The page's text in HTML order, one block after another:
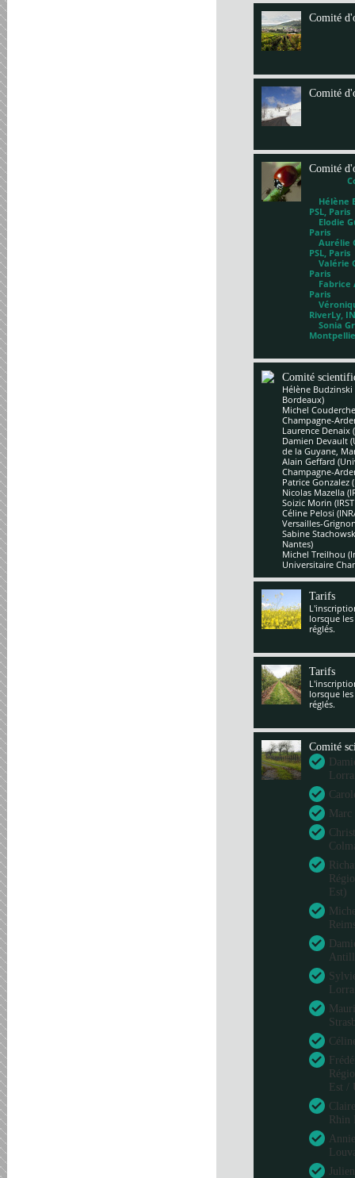
Comité
Comité
Comité
Hélène
PSL, Paris
Elodie
Paris
Aurélie
PSL, Paris
Valérie
Paris
Fabrice
Paris
RiverLy,
Sonia
Comité
Hélène
Bordeaux)
Michel
Champagne-
Laurence Denaix
Damien Devault
de la Guyane,
Alain Geffard
Champagne-
Patrice Gonzalez
Nicolas Mazella
Soizic Morin
Céline Pelosi
Versailles-
Sabine
Nantes)
Michel Treilhou
Universitaire
Tarifs
lorsque
réglés.
Tarifs
lorsque
réglés.
Comité
Est)
Est
Rhin